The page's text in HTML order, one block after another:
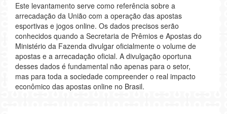
Este levantamento serve como referência sobre a
arrecadação da União com a operação das apostas
esportivas e jogos online. Os dados precisos serão
conhecidos quando a Secretaria de Prêmios e Apostas do
Ministério da Fazenda divulgar oficialmente o volume de
apostas e a arrecadação oficial. A divulgação oportuna
desses dados é fundamental não apenas para o setor,
mas para toda a sociedade compreender o real impacto
econômico das apostas online no Brasil.